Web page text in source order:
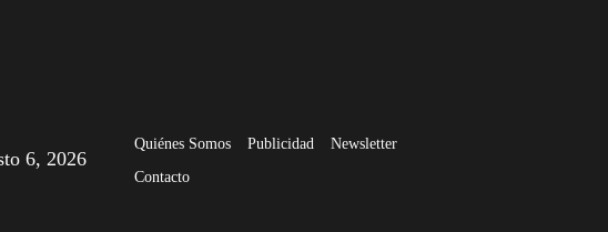
6, 2026
Quiénes Somos Publicidad
Newsletter
Contacto